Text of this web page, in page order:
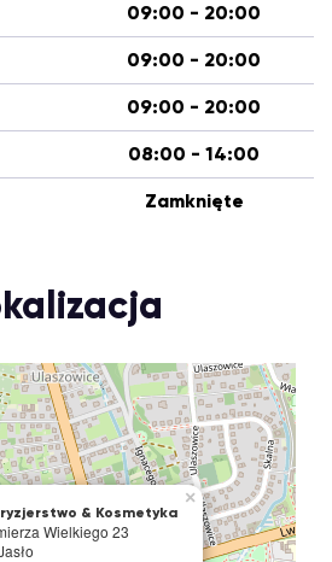
09:00 - 20:00
09:00 - 20:00
09:00 - 20:00
08:00 - 14:00
Zamknięte
& Kosmetyka
Wielkiego 23
×